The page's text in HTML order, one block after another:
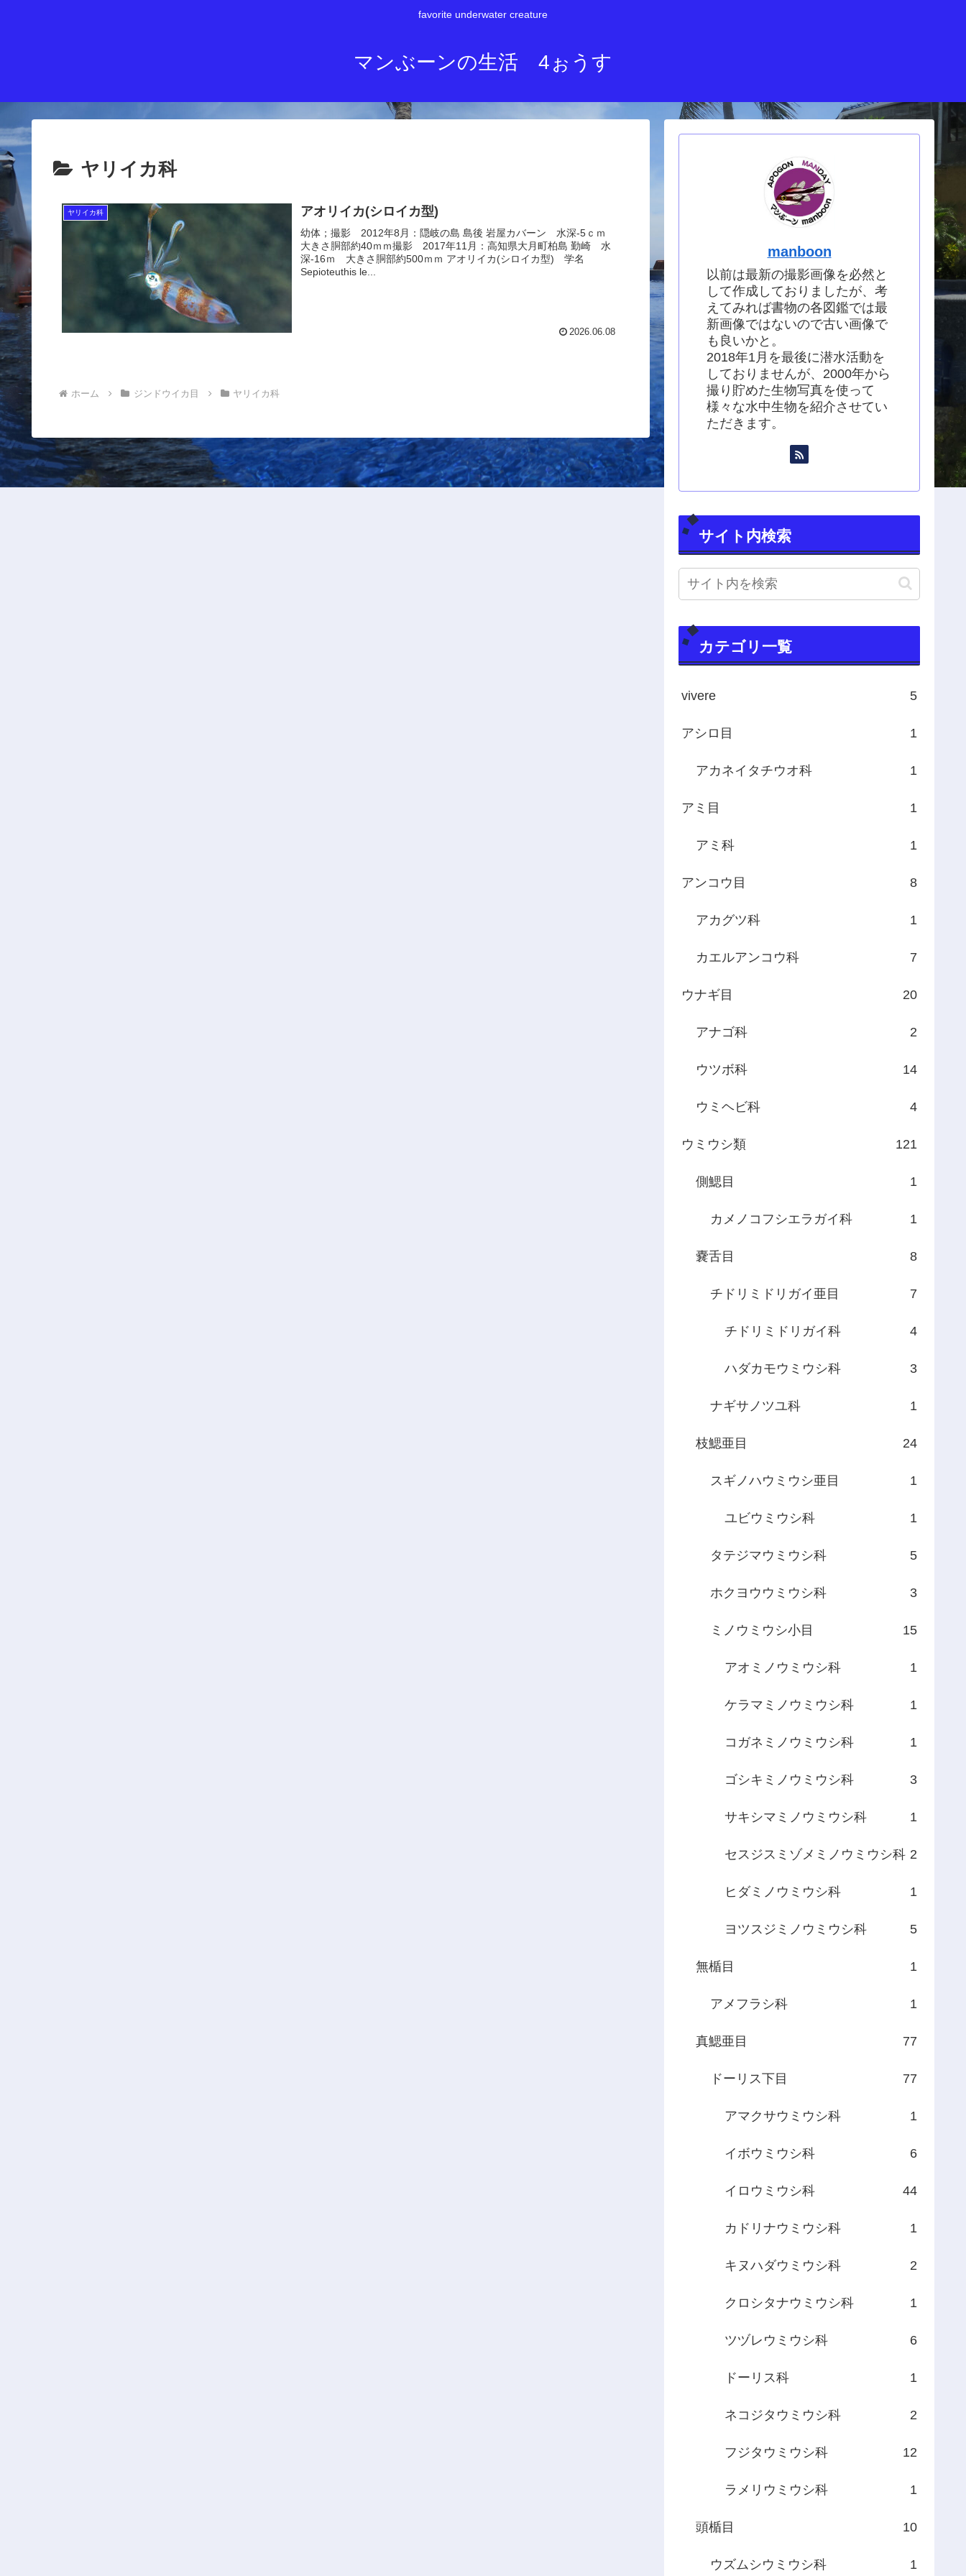
favorite underwater creature
マンぶーンの生活 4ぉうす
ヤリイカ科
ヤリイカ科 アオリイカ(シロイカ型)
幼体；撮影 2012年8月：隠岐の島 島後 岩屋カバーン 水深-5ｃｍ
大きさ胴部約40ｍｍ撮影 2017年11月：高知県大月町柏島 勤崎 水
深-16ｍ 大きさ胴部約500ｍｍ アオリイカ(シロイカ型) 学名
Sepioteuthis le...
2026.06.08
ホーム ジンドウイカ目 ヤリイカ科
manboon
以前は最新の撮影画像を必然と
して作成しておりましたが、考
えてみれば書物の各図鑑では最
新画像ではないので古い画像で
も良いかと。
2018年1月を最後に潜水活動を
しておりませんが、2000年から
撮り貯めた生物写真を使って
様々な水中生物を紹介させてい
ただきます。
サイト内検索
カテゴリ一覧
vivere 5
アシロ目 1
アカネイタチウオ科 1
アミ目 1
アミ科 1
アンコウ目 8
アカグツ科 1
カエルアンコウ科 7
ウナギ目 20
アナゴ科 2
ウツボ科 14
ウミヘビ科 4
ウミウシ類 121
側鰓目 1
カメノコフシエラガイ科 1
嚢舌目 8
チドリミドリガイ亜目 7
チドリミドリガイ科 4
ハダカモウミウシ科 3
ナギサノツユ科 1
枝鰓亜目 24
スギノハウミウシ亜目 1
ユビウミウシ科 1
タテジマウミウシ科 5
ホクヨウウミウシ科 3
ミノウミウシ小目 15
アオミノウミウシ科 1
ケラマミノウミウシ科 1
コガネミノウミウシ科 1
ゴシキミノウミウシ科 3
サキシマミノウミウシ科 1
セスジスミゾメミノウミウシ科 2
ヒダミノウミウシ科 1
ヨツスジミノウミウシ科 5
無楯目 1
アメフラシ科 1
真鰓亜目 77
ドーリス下目 77
アマクサウミウシ科 1
イボウミウシ科 6
イロウミウシ科 44
カドリナウミウシ科 1
キヌハダウミウシ科 2
クロシタナウミウシ科 1
ツヅレウミウシ科 6
ドーリス科 1
ネコジタウミウシ科 2
フジタウミウシ科 12
ラメリウミウシ科 1
頭楯目 10
ウズムシウミウシ科 1